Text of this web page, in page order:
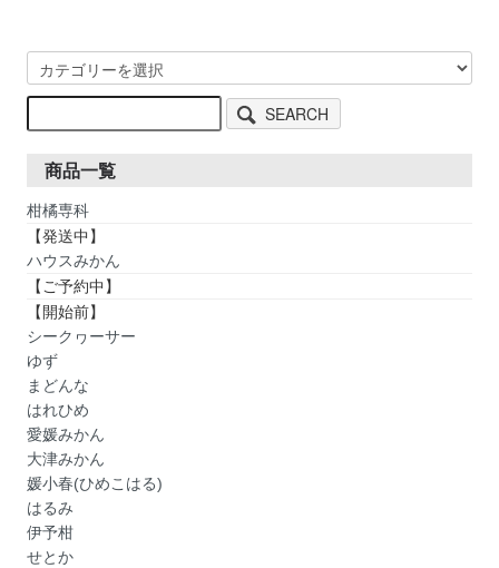
SEARCH
商品一覧
柑橘専科
【発送中】
ハウスみかん
【ご予約中】
【開始前】
シークヮーサー
ゆず
まどんな
はれひめ
愛媛みかん
大津みかん
媛小春(ひめこはる)
はるみ
伊予柑
せとか